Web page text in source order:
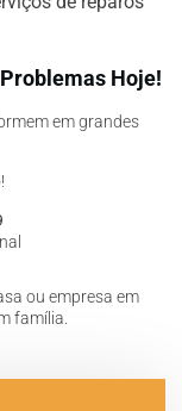
Hoje!
em grandes
ou empresa em
família.